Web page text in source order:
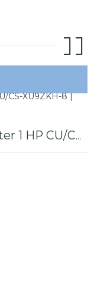
Máy Lạnh Panasonic Inverter 1 HP CU/CS-XU9ZKH-8 | Máy Lạnh Giá Sỉ